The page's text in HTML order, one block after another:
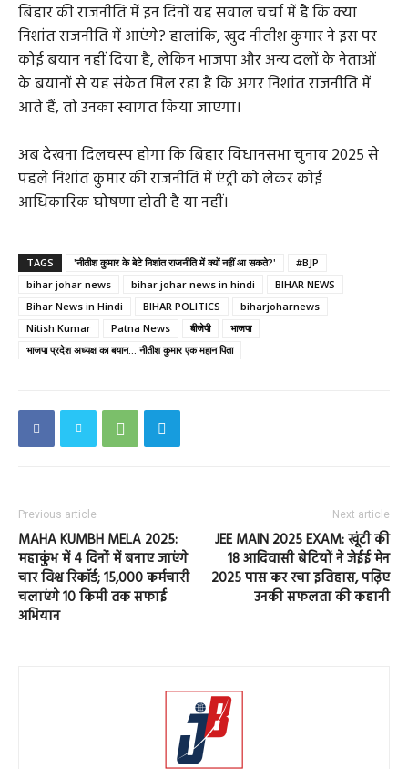
बिहार की राजनीति में इन दिनों यह सवाल चर्चा में है कि क्या
निशांत राजनीति में आएंगे? हालांकि, खुद नीतीश कुमार ने इस पर
कोई बयान नहीं दिया है, लेकिन भाजपा और अन्य दलों के नेताओं
के बयानों से यह संकेत मिल रहा है कि अगर निशांत राजनीति में
आते हैं, तो उनका स्वागत किया जाएगा।
अब देखना दिलचस्प होगा कि बिहार विधानसभा चुनाव 2025 से
पहले निशांत कुमार की राजनीति में एंट्री को लेकर कोई
आधिकारिक घोषणा होती है या नहीं।
TAGS 'नीतीश कुमार के बेटे निशांत राजनीति में क्यों नहीं आ सकते?'
#BJP
bihar johar news
bihar johar news in hindi
BIHAR NEWS
Bihar News in Hindi
BIHAR POLITICS
biharjoharnews
Nitish Kumar
Patna News बीजेपी
भाजपा
भाजपा प्रदेश अध्यक्ष का बयान... नीतीश कुमार एक महान पिता
Previous article
MAHA KUMBH MELA 2025:
महाकुंभ में 4 दिनों में बनाए जाएंगे
चार विश्व रिकॉर्ड; 15,000 कर्मचारी
चलाएंगे 10 किमी तक सफाई
अभियान
Next article
JEE MAIN 2025 EXAM: खूंटी की
18 आदिवासी बेटियों ने जेईई मेन
2025 पास कर रचा इतिहास, पढ़िए
उनकी सफलता की कहानी